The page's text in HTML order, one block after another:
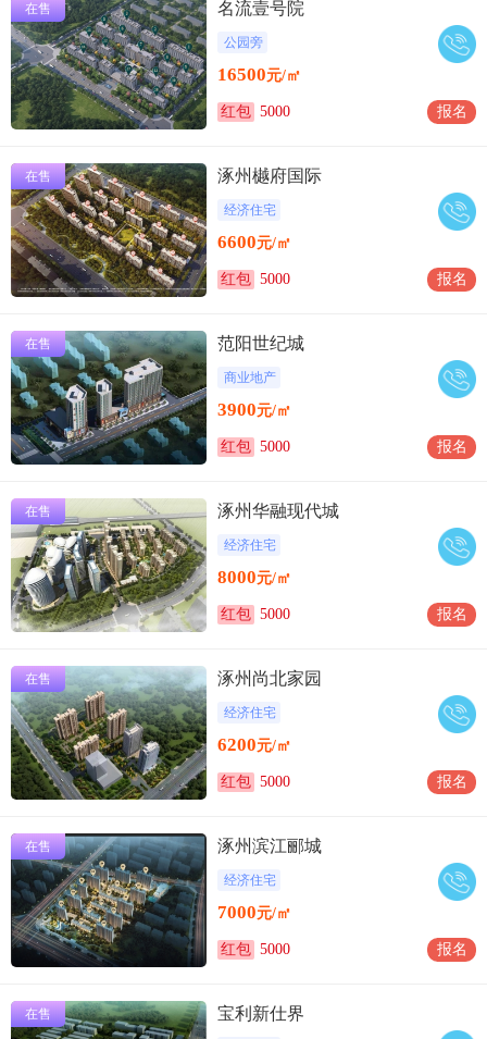
在售 名流壹号院
公园旁
16500元/㎡
红包 5000 报名
在售 涿州樾府国际
经济住宅
6600元/㎡
红包 5000 报名
在售 范阳世纪城
商业地产
3900元/㎡
红包 5000 报名
在售 涿州华融现代城
经济住宅
8000元/㎡
红包 5000 报名
在售 涿州尚北家园
经济住宅
6200元/㎡
红包 5000 报名
在售 涿州滨江郦城
经济住宅
7000元/㎡
红包 5000 报名
在售 宝利新仕界